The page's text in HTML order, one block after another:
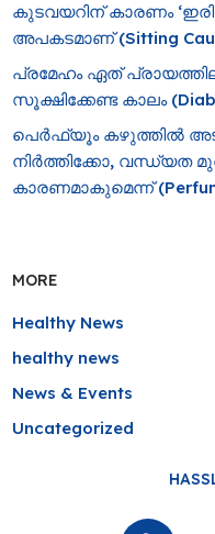
കുടവയറിന് കാരണം
അപകടമാണ് (Sitting
പ്രമേഹം ഏത്
സൂക്ഷിക്കേണ്ട കാലം
പെർഫ്യൂം കഴുത്തിൽ
നിർത്തിക്കോ, വന്ധ്യത
കാരണമാകുമെന്ന്
MORE
Healthy News
healthy news
News & Events
Uncategorized